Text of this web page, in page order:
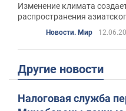
Изменение климата
распространения
Новости. Мир
Другие новости
Налоговая служба